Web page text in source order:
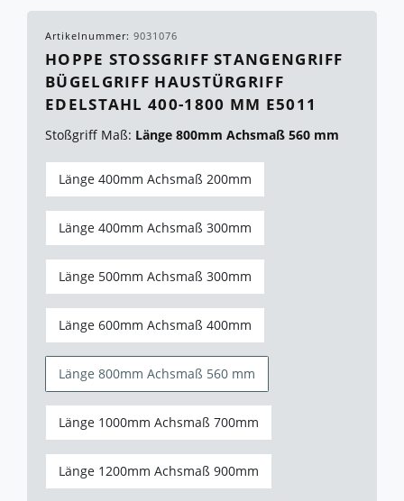
Artikelnummer: 9031076
HOPPE STOSSGRIFF STANGENGRIFF B
ÜGELGRIFF HAUSTÜRGRIFF E
DELSTAHL 400-1800 MM E5011
Stoßgriff Maß: Länge 800mm Achsmaß 560 mm
Länge 400mm Achsmaß 200mm
Länge 400mm Achsmaß 300mm
Länge 500mm Achsmaß 300mm
Länge 600mm Achsmaß 400mm
Länge 800mm Achsmaß 560 mm
Länge 1000mm Achsmaß 700mm
Länge 1200mm Achsmaß 900mm